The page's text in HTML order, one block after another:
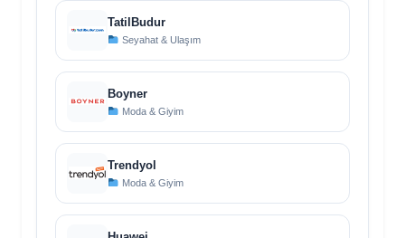
TatilBudur
Seyahat & Ulaşım
Boyner
Moda & Giyim
Trendyol
Moda & Giyim